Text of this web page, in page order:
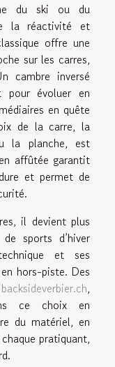
du ski ou du
la réactivité et
offre une
sur les carres,
cambre inversé
évoluer en
en quête
de la carre, la
la planche, est
affûtée garantit
et permet de
il devient plus
sports d’hiver
et ses
hors-piste. Des
backsideverbier.ch,
ce choix en
du matériel, en
pratiquant,